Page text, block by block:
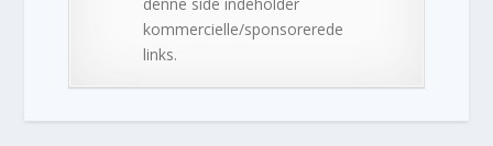
kommercielle/sponsorerede
links.